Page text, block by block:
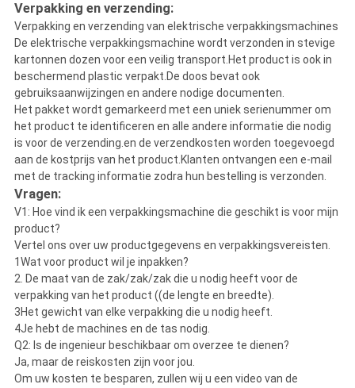
Verpakking en verzending:
Verpakking en verzending van elektrische verpakkingsmachines
De elektrische verpakkingsmachine wordt verzonden in stevige
kartonnen dozen voor een veilig transport.Het product is ook in
beschermend plastic verpakt.De doos bevat ook
gebruiksaanwijzingen en andere nodige documenten.
Het pakket wordt gemarkeerd met een uniek serienummer om
het product te identificeren en alle andere informatie die nodig
is voor de verzending.en de verzendkosten worden toegevoegd
aan de kostprijs van het product.Klanten ontvangen een e-mail
met de tracking informatie zodra hun bestelling is verzonden.
Vragen:
V1: Hoe vind ik een verpakkingsmachine die geschikt is voor mijn
product?
Vertel ons over uw productgegevens en verpakkingsvereisten.
1Wat voor product wil je inpakken?
2. De maat van de zak/zak/zak die u nodig heeft voor de
verpakking van het product ((de lengte en breedte).
3Het gewicht van elke verpakking die u nodig heeft.
4Je hebt de machines en de tas nodig.
Q2: Is de ingenieur beschikbaar om overzee te dienen?
Ja, maar de reiskosten zijn voor jou.
Om uw kosten te besparen, zullen wij u een video van de